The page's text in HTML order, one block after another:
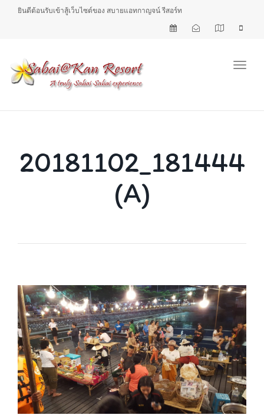
ยินดีต้อนรับเข้าสู้เว็บไซต์ของ สบายแอทกาญจน์ รีสอร์ท
20181102_181444
(A)